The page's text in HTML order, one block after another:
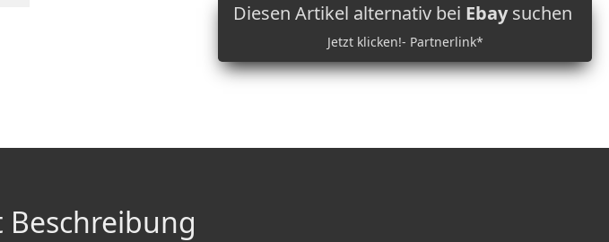
Diesen Artikel alternativ bei Ebaysuchen
Jetzt klicken!- Partnerlink*